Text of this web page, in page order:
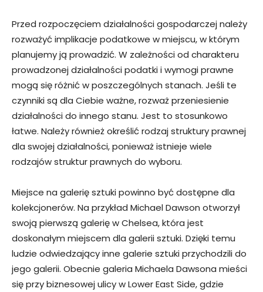
Przed rozpoczęciem działalności gospodarczej należy
rozważyć implikacje podatkowe w miejscu, w którym
planujemy ją prowadzić. W zależności od charakteru
prowadzonej działalności podatki i wymogi prawne
mogą się różnić w poszczególnych stanach. Jeśli te
czynniki są dla Ciebie ważne, rozważ przeniesienie
działalności do innego stanu. Jest to stosunkowo
łatwe. Należy również określić rodzaj struktury prawnej
dla swojej działalności, ponieważ istnieje wiele
rodzajów struktur prawnych do wyboru.
Miejsce na galerię sztuki powinno być dostępne dla
kolekcjonerów. Na przykład Michael Dawson otworzył
swoją pierwszą galerię w Chelsea, która jest
doskonałym miejscem dla galerii sztuki. Dzięki temu
ludzie odwiedzający inne galerie sztuki przychodzili do
jego galerii. Obecnie galeria Michaela Dawsona mieści
się przy biznesowej ulicy w Lower East Side, gdzie